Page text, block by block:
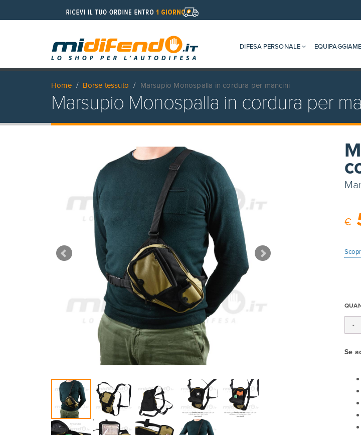
DIFESA PERSONALE
Home Borse tessuto Marsupio Monospalla in cordura per mancini
Marsupio Monospalla in cordura per
€
Se